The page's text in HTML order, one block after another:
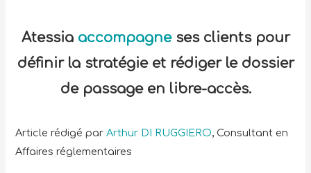
Atessia accompagneses clients pour
définir la stratégie et rédiger le dossier
de passage en libre-accès.
Article rédigé parArthur DI RUGGIERO, Consultant en
Affaires réglementaires